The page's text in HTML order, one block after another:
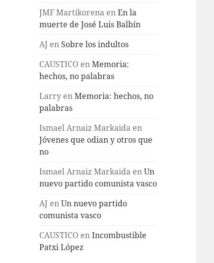
JMF Martikorena enEn la
muerte de José Luis Balbín
AJ en Sobre los indultos
CAUSTICO enMemoria:
hechos, no palabras
Larry enMemoria: hechos, no
palabras
Ismael Arnaiz Markaida en
Jóvenes que odian y otros que
no
Ismael Arnaiz Markaida enUn
nuevo partido comunista vasco
AJ enUn nuevo partido
comunista vasco
CAUSTICO enIncombustible
Patxi López